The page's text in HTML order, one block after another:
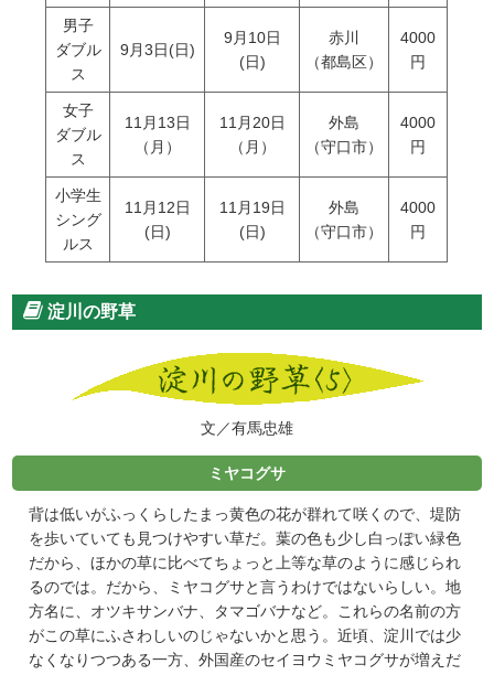
男子
ダブル
ス
9月3日(日)
9月10日
(日)
赤川
（都島区）
4000
円
女子
ダブル
ス
11月13日
（月）
11月20日
（月）
外島
（守口市）
4000
円
小学生
シング
ルス
11月12日
(日)
11月19日
(日)
外島
（守口市）
4000
円
淀川の野草
文／有馬忠雄
ミヤコグサ
背は低いがふっくらしたまっ黄色の花が群れて咲くので、堤防
を歩いていても見つけやすい草だ。葉の色も少し白っぽい緑色
だから、ほかの草に比べてちょっと上等な草のように感じられ
るのでは。だから、ミヤコグサと言うわけではないらしい。地
方名に、オツキサンバナ、タマゴバナなど。これらの名前の方
がこの草にふさわしいのじゃないかと思う。近頃、淀川では少
なくなりつつある一方、外国産のセイヨウミヤコグサが増えだ